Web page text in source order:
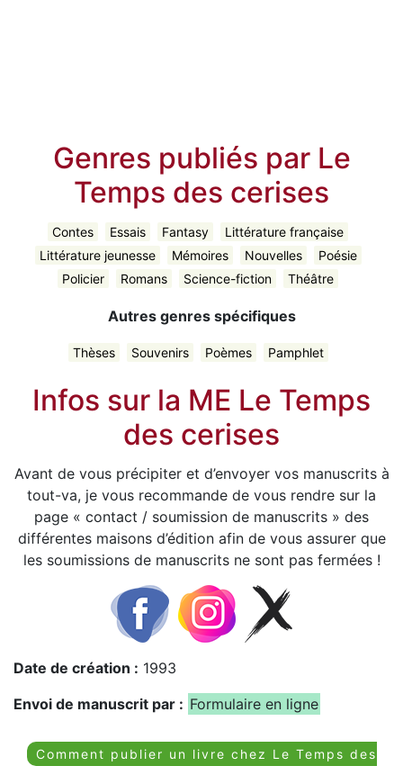
Genres publiés par Le
Temps des cerises
Contes Essais Fantasy
Littérature française
Littérature jeunesse
Mémoires Nouvelles
Poésie
Policier
Romans Science-fiction Théâtre
Autres genres spécifiques
Thèses Souvenirs Poèmes Pamphlet
Infos sur la ME Le Temps
des cerises
Avant de vous précipiter et d’envoyer vos manuscrits à
tout-va, je vous recommande de vous rendre sur la
page « contact / soumission de manuscrits » des
différentes maisons d’édition afin de vous assurer que
les soumissions de manuscrits ne sont pas fermées !
Date de création : 1993
Envoi de manuscrit par : Formulaire en ligne
Comment publier un livre chez Le Temps des